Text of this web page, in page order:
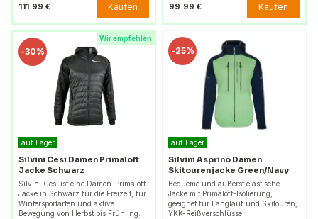
111.99 € Kaufen 99.99 € Kaufen
Wir empfehlen
-30%
auf Lager
Silvini Cesi Damen Primaloft
Jacke Schwarz
Silvini Cesi ist eine Damen-Primaloft-
Jacke in Schwarz für die Freizeit, für
Wintersportarten und aktive
Bewegung von Herbst bis Frühling.
-25%
auf Lager
Silvini Asprino Damen
Skitourenjacke Green/Navy
Bequeme und äußerst elastische
Jacke mit Primaloft-Isolierung,
geeignet für Langlauf und Skitouren,
YKK-Reißverschlüsse.